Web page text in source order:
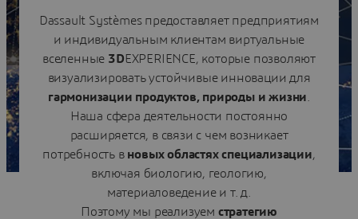
предприятий, при этом пополнив свою команду
людьми, разделяющими нашу концепцию
трансформации отрасли.
Dassault Systèmes предоставляет предприятиям
и индивидуальным клиентам виртуальные
вселенные 3DEXPERIENCE, которые позволяют
визуализировать устойчивые инновации для
гармонизации продуктов, природы и жизни
Наша сфера деятельности постоянно
расширяется, в связи с чем возникает
потребность в новых областях специализации,
включая биологию, геологию,
материаловедение и т. д.
Поэтому мы реализуем стратегию